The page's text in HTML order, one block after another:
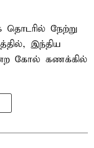
தொடரில் நேற்று
இந்திய
கோல் கணக்கில்